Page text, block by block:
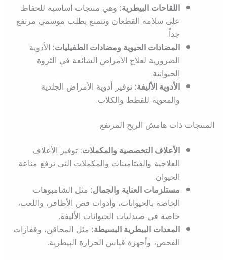
اللقاحات البيطرية:وهي منتجات أساسية للحفاظ
على سلامة القطعان وتتمتع بطلب موسمي مرتفع
جداً.
المضادات الحيوية ومضادات الطفيليات:الأدوية
الضرورية لعلاج الأمراض الشائعة في الثروة
الحيوانية.
الأدوية الأليفة:توفير أدوية الأمراض الجلدية
والمعوية للقطط والكلاب.
المنتجات ذات هامش الربح المرتفع
الأعلاف التخصصية والمكملات:توفير الأعلاف
العلاجية والفيتامينات والمكملات التي ترفع مناعة
الحيوان.
مستلزمات العناية والجمال:مثل الشامبوهات
الخاصة بالحيوانات، وأدوات قص الأظافر، واللعب،
خاصة في صيدليات الحيوانات الأليفة.
المعدات البيطرية البسيطة:مثل المحاقن، وقفازات
الفحص، وأجهزة قياس الحرارة البيطرية.